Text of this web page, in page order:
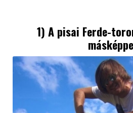
1) A pisai Ferde-